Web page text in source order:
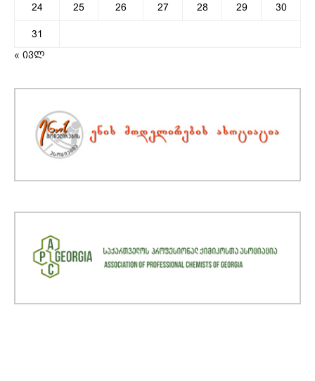
24 25 26 27 28 29 30
31
« ივლ